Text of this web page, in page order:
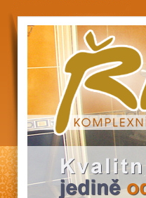
Koupelny Brno -